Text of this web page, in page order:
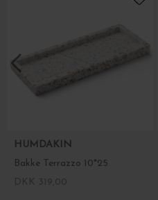
HUMDAKIN
Bakke Terrazzo 10*25